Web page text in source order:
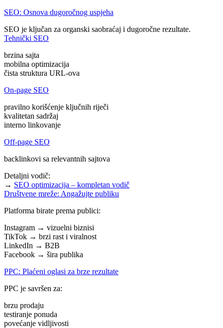
SEO: Osnova dugoročnog uspjeha
SEO je ključan za organski saobraćaj i dugoročne rezultate.
Tehnički SEO
brzina sajta
mobilna optimizacija
čista struktura URL-ova
On-page SEO
pravilno korišćenje ključnih riječi
kvalitetan sadržaj
interno linkovanje
Off-page SEO
backlinkovi sa relevantnih sajtova
Detaljni vodič:
→ SEO optimizacija – kompletan vodič
Društvene mreže: Angažujte publiku
Platforma birate prema publici:
Instagram → vizuelni biznisi
TikTok → brzi rast i viralnost
LinkedIn → B2B
Facebook → šira publika
PPC: Plaćeni oglasi za brze rezultate
PPC je savršen za:
brzu prodaju
testiranje ponuda
povećanje vidljivosti